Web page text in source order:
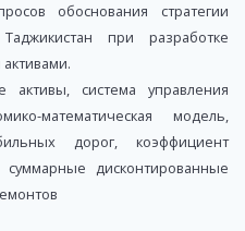
обоснования стратегии
при разработке
система управления
математическая модель,
дорог, коэффициент
суммарные дисконтированные